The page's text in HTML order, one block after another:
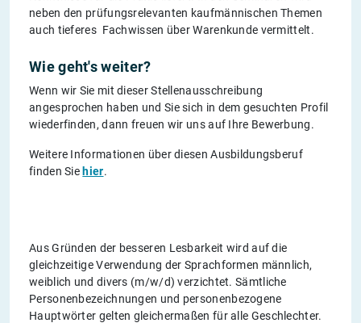
neben den prüfungsrelevanten kaufmännischen Themen
auch tieferes Fachwissen über Warenkunde vermittelt.
Wie geht's weiter?
Wenn wir Sie mit dieser Stellenausschreibung
angesprochen haben und Sie sich in dem gesuchten Profil
wiederfinden, dann freuen wir uns auf Ihre Bewerbung.
Weitere Informationen über diesen Ausbildungsberuf
finden Sie hier.
Aus Gründen der besseren Lesbarkeit wird auf die
gleichzeitige Verwendung der Sprachformen männlich,
weiblich und divers (m/w/d) verzichtet. Sämtliche
Personenbezeichnungen und personenbezogene
Hauptwörter gelten gleichermaßen für alle Geschlechter.